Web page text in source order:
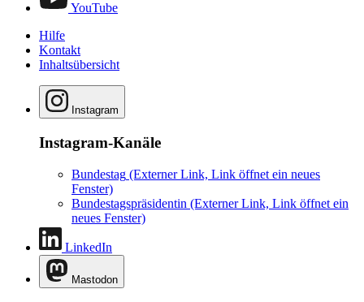
YouTube
Hilfe
Kontakt
Inhaltsübersicht
Instagram
Instagram-Kanäle
Bundestag (Externer Link, Link öffnet ein neues
Fenster)
Bundestagspräsidentin (Externer Link, Link öffnet ein
neues Fenster)
LinkedIn
Mastodon